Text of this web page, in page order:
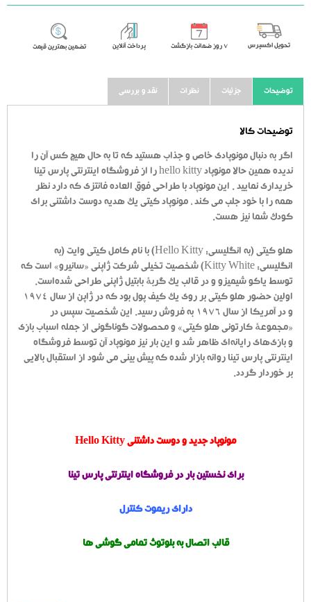
تحویل اکسپرس ٧ روز ضمانت بازگشت پرداخت آنلاین تضمین بهترین قیمت
توضیحات جزئیات نظرات نقد و بررسی
توضیحات کالا
اگر به دنبال مونوپادی خاص و جذاب هستید که تا به حال هیچ کس آن را
ندیده همین حالا مونوپاد hello kitty را از فروشگاه اینترنتی پارس تینا
خریداری نمایید . این مونوپاد با طراحی فوق العاده فانتزی که دارد نظر
همه را با خود جلب می کند ، مونوپاد کیتی یک هدیه دوست داشتنی برای
کودک شما نیز هست.
هلو کیتی (به انگلیسی: Hello Kitty) با نام کامل کیتی وایت (به
انگلیسی: Kitty White) شخصیت تخیلی شرکت ژاپنی «سانیرو» است که
توسط یاکو شیمیزو و در قالب یک گربهٔ بابتیل ژاپنی طراحی شده‌است.
اولین حضور هلو کیتی بر روی یک کیف پول بود که در ژاپن از سال ۱۹۷۴
و در آمریکا از سال ۱۹۷۶ به فروش رسید. این شخصیت سپس در
«مجموعهٔ کارتونی هلو کیتی» و محصولات گوناگونی از جمله اسباب بازی
و بازی‌های رایانه‌ای ظاهر شد و این بار نیز مونوپاد آن توسط فروشگاه
اینترنتی پارس تینا روانه بازار شده که پیش بینی می شود از استقبال بالایی
بر خوردار گردد.
مونوپاد جدید و دوست داشتنی Hello Kitty
برای نخستین بار در فروشگاه اینترنتی پارس تینا
دارای ریموت کنترل
قالب اتصال به بلوتوث تمامی گوشی ها